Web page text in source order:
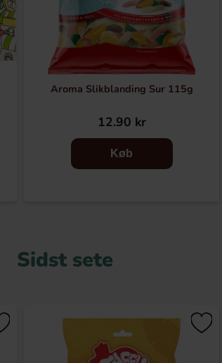
Aroma Slikblanding Sur 115g
12.90 kr
Køb
Sidst sete